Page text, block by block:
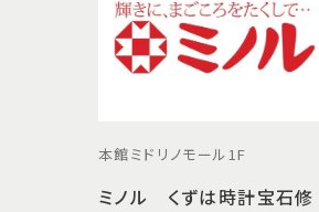
本館ミドリノモール1F
ミノル くずは時計宝石修